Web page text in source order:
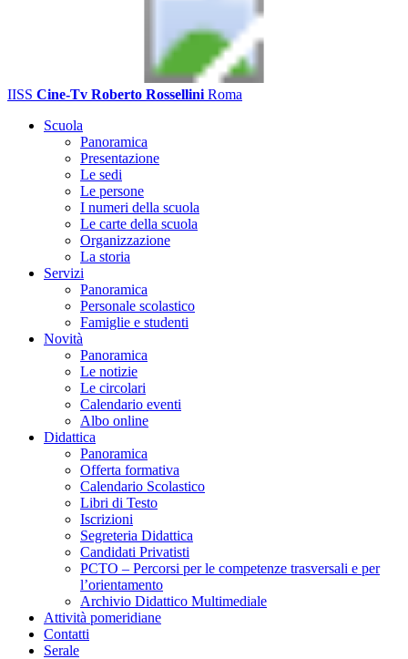
IISS Cine-Tv Roberto Rossellini Roma
Scuola
Panoramica
Presentazione
Le sedi
Le persone
I numeri della scuola
Le carte della scuola
Organizzazione
La storia
Servizi
Panoramica
Personale scolastico
Famiglie e studenti
Novità
Panoramica
Le notizie
Le circolari
Calendario eventi
Albo online
Didattica
Panoramica
Offerta formativa
Calendario Scolastico
Libri di Testo
Iscrizioni
Segreteria Didattica
Candidati Privatisti
PCTO – Percorsi per le competenze trasversali e per
l’orientamento
Archivio Didattico Multimediale
Attività pomeridiane
Contatti
Serale